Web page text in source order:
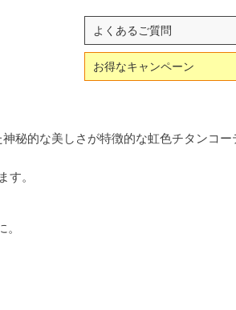
よくあるご質問
お得なキャンペーン
秘的な美しさが特徴的な虹色チタンコー
す。